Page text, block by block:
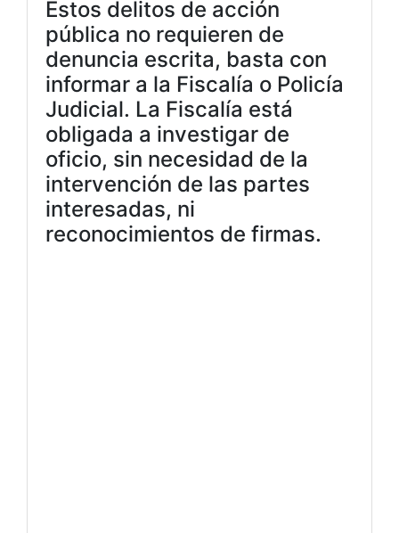
Estos delitos de acción
pública no requieren de
denuncia escrita, basta con
informar a la Fiscalía o Policía
Judicial. La Fiscalía está
obligada a investigar de
oficio, sin necesidad de la
intervención de las partes
interesadas, ni
reconocimientos de firmas.